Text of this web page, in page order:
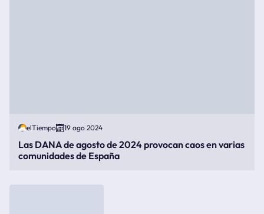
elTiempo 19 ago 2024
Las DANA de agosto de 2024 provocan caos en varias
comunidades de España